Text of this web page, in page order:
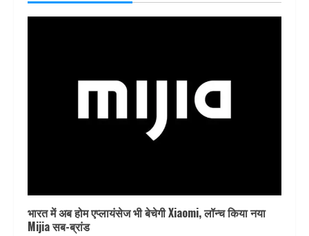
भारत में अब होम एप्लायंसेज भी बेचेगी Xiaomi, लॉन्च किया नया
Mijia सब-ब्रांड